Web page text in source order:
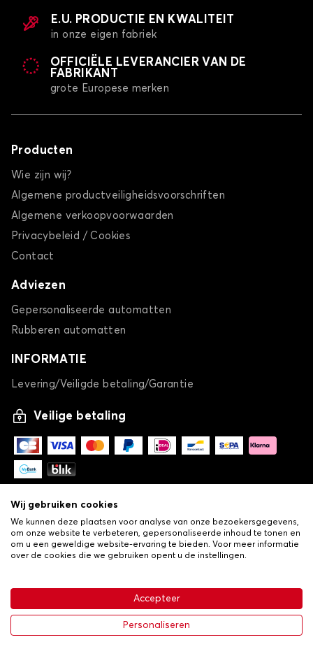
€ 113,43
-25% € 151,24
E.U. PRODUCTIE EN KWALITEIT
in onze eigen fabriek
OFFICIËLE LEVERANCIER VAN DE
FABRIKANT
grote Europese merken
Producten
Wie zijn wij?
Algemene productveiligheidsvoorschriften
Algemene verkoopvoorwaarden
Privacybeleid / Cookies
Contact
Adviezen
Gepersonaliseerde automatten
Rubberen automatten
INFORMATIE
Levering/Veiligde betaling/Garantie
Veilige betaling
Algemene verkoopvoorwaarden•Privacy- en cookiebeleid
•Livraison
Wij gebruiken cookies
We kunnen deze plaatsen voor analyse van onze bezoekersgegevens,
om onze website te verbeteren, gepersonaliseerde inhoud te tonen en
om u een geweldige website-ervaring te bieden. Voor meer informatie
over de cookies die we gebruiken opent u de instellingen.
Accepteer
Personaliseren